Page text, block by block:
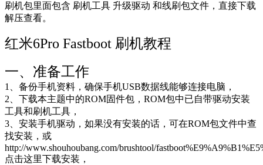
刷机包里面包含 刷机工具 升级驱动 和线刷包文件，直接下载
解压查看。
红米6Pro Fastboot 刷机教程
一、准备工作
1、备份手机资料，确保手机USB数据线能够连接电脑，
2、下载本主题中的ROM固件包，ROM包中已自带驱动安装
工具和刷机工具，
3、安装手机驱动，如果没有安装的话，可在ROM包文件中查
找安装，或
http://www.shouhoubang.com/brushtool/
点击这里下载安装，